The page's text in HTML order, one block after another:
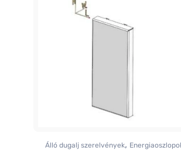
Álló dugalj szerelvények,